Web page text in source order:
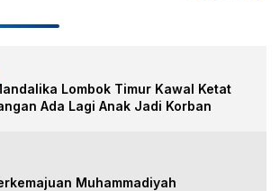
Lombok Timur Kawal Ketat
Ada Lagi Anak Jadi Korban
Muhammadiyah